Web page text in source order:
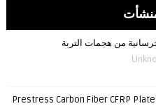
من هجمات التربة
Prestress Carbon Fiber CFRP